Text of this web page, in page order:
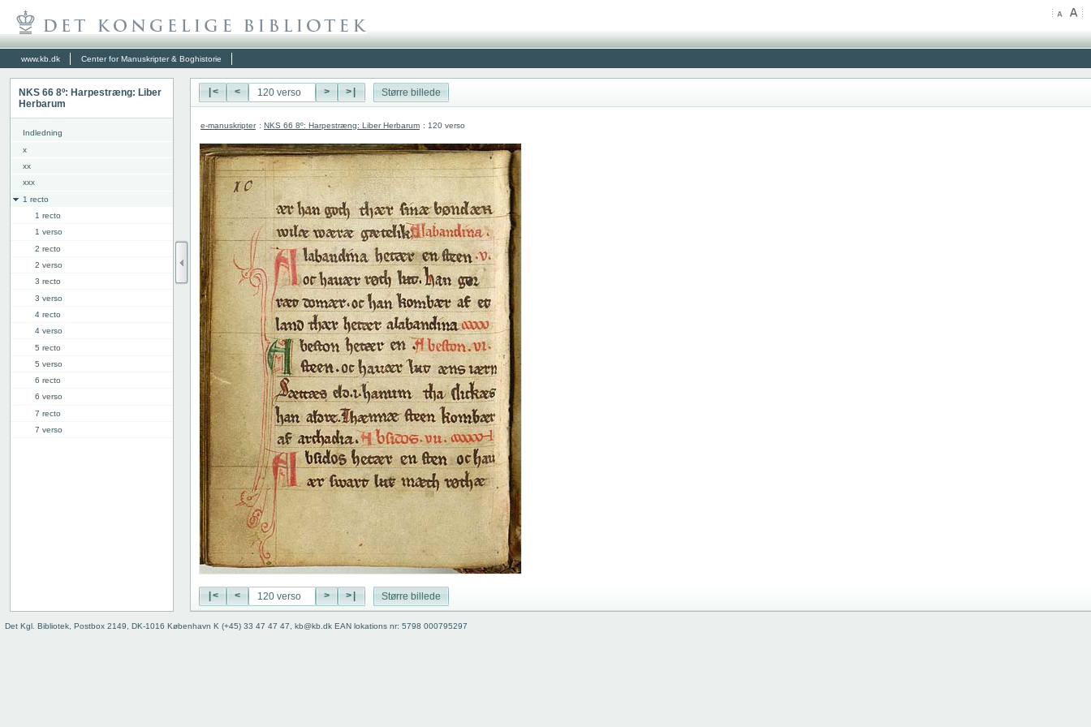
www.kb.dk Center for Manuskripter & Boghistorie
NKS 66 8º: Harpestræng: Liber
Herbarum
Indledning
x
xx
xxx
1 recto
1 recto
1 verso
2 recto
2 verso
3 recto
3 verso
4 recto
4 verso
5 recto
5 verso
6 recto
6 verso
7 recto
7 verso
13 recto
13 verso
|< < > >| Større billede
e-manuskripter : NKS 66 8º: Harpestræng: Liber Herbarum : 120 verso
|< < > >| Større billede
Det Kgl. Bibliotek, Postbox 2149, DK-1016 København K (+45) 33 47 47 47, kb@kb.dk EAN lokations nr: 5798 000795297